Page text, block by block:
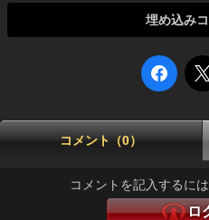
埋め込み
コメント（0）
コメントを記入するに
ロ